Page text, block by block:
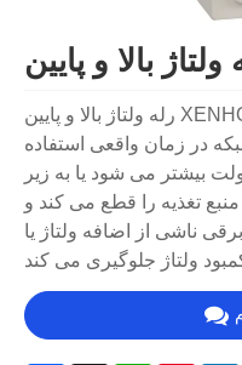
ولتاژ بالا و پایین
رله ولتاژ بالا و پایین XENHO از فناوری تشخیص ولتاژ با دقت
در زمان واقعی استفاده
کند. هنگامی که ولتاژ از 275 ولت بیشتر می شود یا به زیر
تغذیه را قطع می کند و
ناشی از اضافه ولتاژ یا